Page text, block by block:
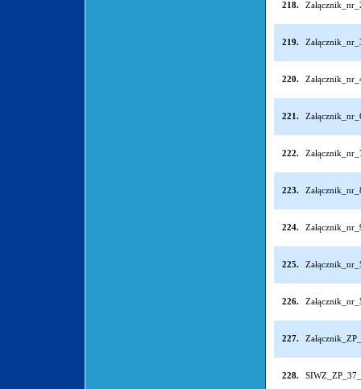
218.
219.
220.
221.
222.
223.
224.
225.
226.
227.
228.